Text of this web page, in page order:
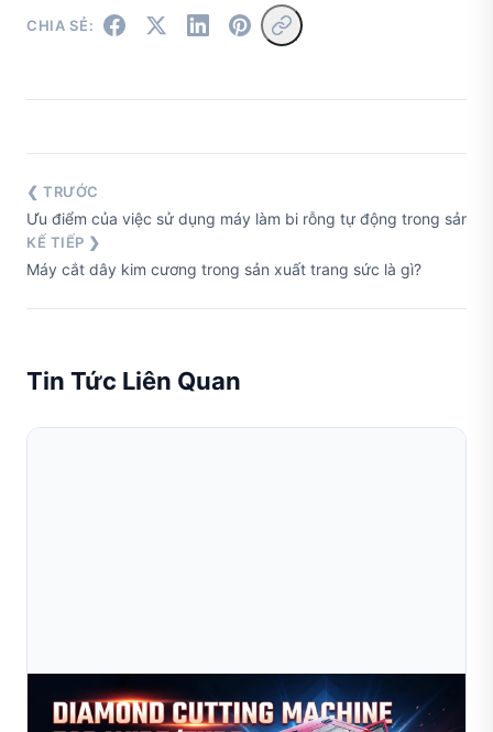
CHIA SẺ:
❮ TRƯỚC
Ưu điểm của việc sử dụng máy làm bi rỗng tự động trong sản
KẾ TIẾP ❯
Máy cắt dây kim cương trong sản xuất trang sức là gì?
Tin Tức Liên Quan
Jul 09, 2026